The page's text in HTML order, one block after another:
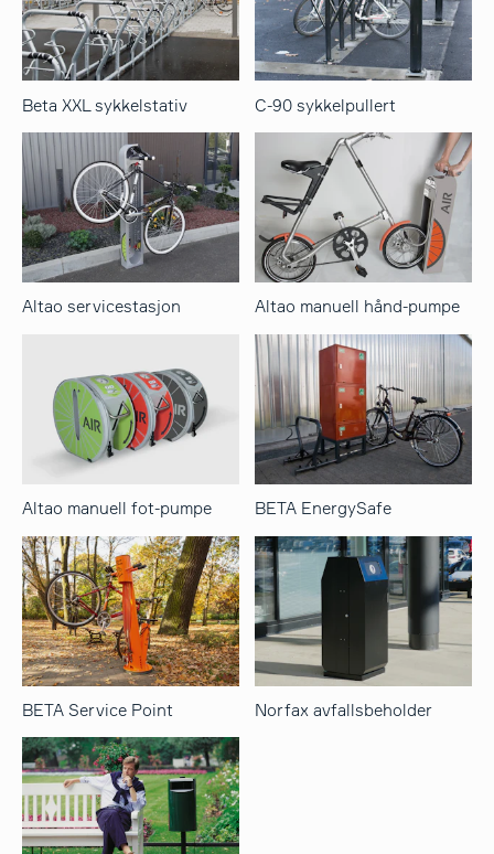
Beta XXL sykkelstativ C-90 sykkelpullert
Altao servicestasjon Altao manuell hånd-pumpe
Altao manuell fot-pumpe BETA EnergySafe
BETA Service Point Norfax avfallsbeholder